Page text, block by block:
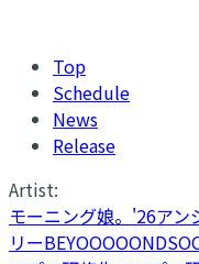
Top
Schedule
News
Release
Artist:
モーニング娘。'26アン
リーBEYOOOOONDS